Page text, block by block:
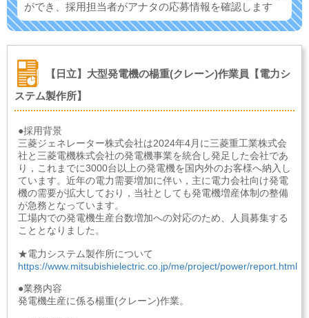
ができ、 採用担当者がアナタの応募情報を確認します
【日立】大型発電機の楊重(クレーン)作業員【電力シ
ステム製作所】
●採用背景
三菱ジェネレーター株式会社は2024年4月に三菱重工業株式会
社と三菱電機株式会社の発電機事業を統合し発足した会社であ
り，これまでに3000台以上の発電機を国内外のお客様へ納入し
ています。近年の電力需要増加に伴い，主に電力会社向け発電
機の需要が拡大しており，当社としても発電機増産体制の整備
が急務となっています。
工場内での発電機生産台数増加への対応のため、人員募集する
こととなりました。
★電力システム製作所について
https://www.mitsubishielectric.co.jp/me/project/power/report.html
●業務内容
発電機生産に係る楊重(クレーン)作業。